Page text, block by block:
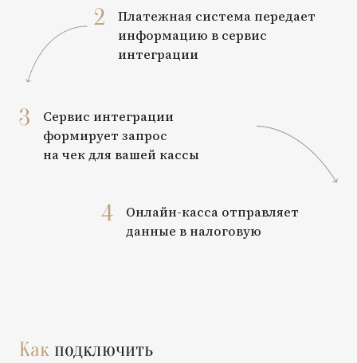
2
Платежная система передает
информацию в сервис
интеграции
3
Сервис интеграции
формирует запрос
на чек для вашей кассы
4
Онлайн-касса отправляет
данные в налоговую
Как подключить